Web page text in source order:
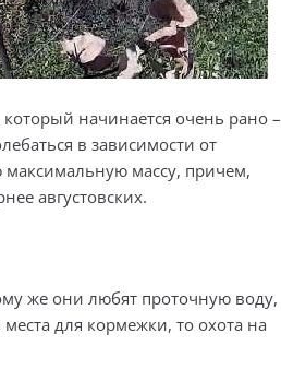
начинается очень рано –
в зависимости от
максимальную массу, причем,
августовских.
же они любят проточную воду,
для кормежки, то охота на